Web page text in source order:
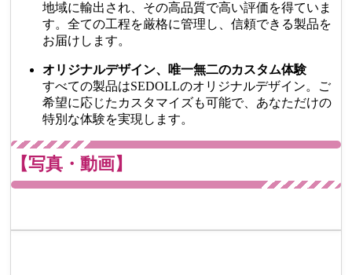
地域に輸出され、その高品質で高い評価を得ていま
す。全ての工程を厳格に管理し、信頼できる製品を
お届けします。
オリジナルデザイン、唯一無二のカスタム体験
すべての製品はSEDOLLのオリジナルデザイン。ご
希望に応じたカスタマイズも可能で、あなただけの
特別な体験を実現します。
【写真・動画】